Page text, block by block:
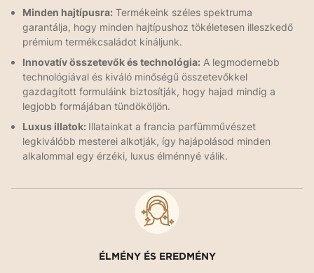
Minden hajtípusra: Termékeink széles spektruma
garantálja, hogy minden hajtípushoz tökéletesen illeszkedő
prémium termékcsaládot kínáljunk.
Innovatív összetevők és technológia: A legmodernebb
technológiával és kiváló minőségű összetevőkkel
gazdagított formuláink biztosítják, hogy hajad mindig a
legjobb formájában tündököljön.
Luxus illatok: Illatainkat a francia parfümművészet
legkiválóbb mesterei alkotják, így hajápolásod minden
alkalommal egy érzéki, luxus élménnyé válik.
ÉLMÉNY ÉS EREDMÉNY